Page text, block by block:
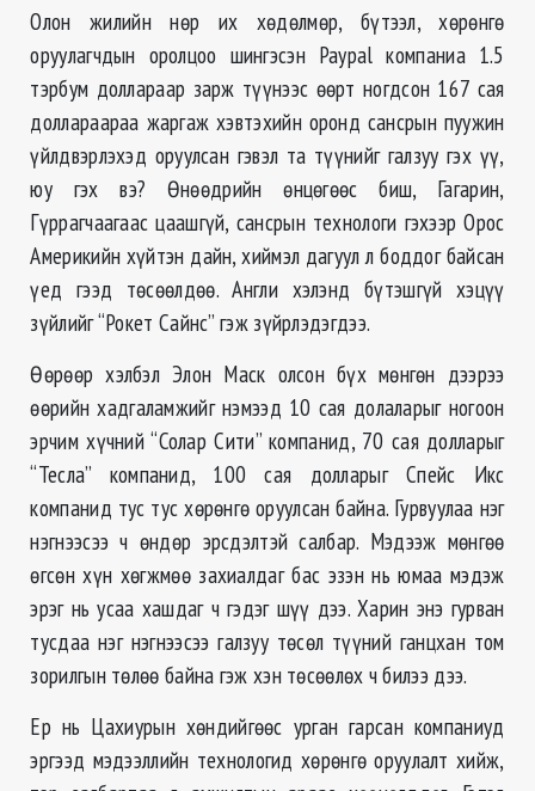
Олон жилийн нөр их хөдөлмөр, бүтээл, хөрөнгө
оруулагчдын оролцоо шингэсэн Paypal компаниа 1.5
тэрбум доллараар зарж түүнээс өөрт ногдсон 167 сая
доллараараа жаргаж хэвтэхийн оронд сансрын пуужин
үйлдвэрлэхэд оруулсан гэвэл та түүнийг галзуу гэх үү,
юу гэх вэ? Өнөөдрийн өнцөгөөс биш, Гагарин,
Гүррагчаагаас цаашгүй, сансрын технологи гэхээр Орос
Америкийн хүйтэн дайн, хиймэл дагуул л боддог байсан
үед гээд төсөөлдөө. Англи хэлэнд бүтэшгүй хэцүү
зүйлийг “Рокет Сайнс” гэж зүйрлэдэгдээ.
Өөрөөр хэлбэл Элон Маск олсон бүх мөнгөн дээрээ
өөрийн хадгаламжийг нэмээд 10 сая долаларыг ногоон
эрчим хүчний “Солар Сити” компанид, 70 сая долларыг
“Тесла” компанид, 100 сая долларыг Спейс Икс
компанид тус тус хөрөнгө оруулсан байна. Гурвуулаа нэг
нэгнээсээ ч өндөр эрсдэлтэй салбар. Мэдээж мөнгөө
өгсөн хүн хөгжмөө захиалдаг бас эзэн нь юмаа мэдэж
эрэг нь усаа хашдаг ч гэдэг шүү дээ. Харин энэ гурван
тусдаа нэг нэгнээсээ галзуу төсөл түүний ганцхан том
зорилгын төлөө байна гэж хэн төсөөлөх ч билээ дээ.
Ер нь Цахиурын хөндийгөөс урган гарсан компаниуд
эргээд мэдээллийн технологид хөрөнгө оруулалт хийж,